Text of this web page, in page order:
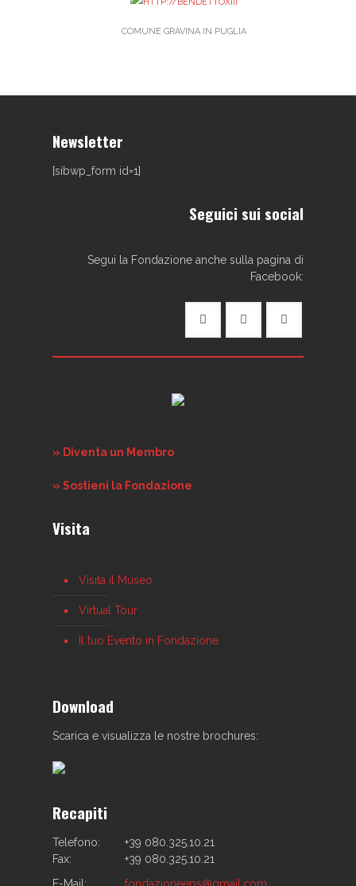
COMUNE GRAVINA IN PUGLIA
Newsletter
[sibwp_form id=1]
Seguici sui social
Segui la Fondazione anche sulla pagina di
Facebook:
» Diventa un Membro
» Sostieni la Fondazione
Visita
Visita il Museo
Virtual Tour
Il tuo Evento in Fondazione
Download
Scarica e visualizza le nostre brochures:
Recapiti
Telefono:
+39 080.325.10.21
Fax:
+39 080.325.10.21